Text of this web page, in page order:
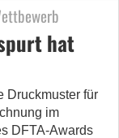
hat
Druckmuster für
im
DFTA-Awards